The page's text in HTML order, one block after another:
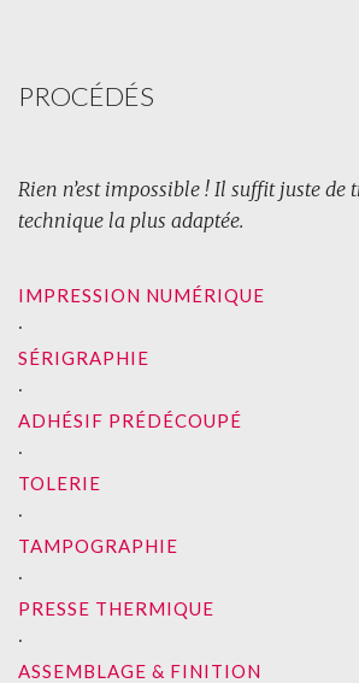
PROCÉDÉS
Rien n’est impossible ! Il suffit juste de
technique la plus adaptée.
IMPRESSION NUMÉRIQUE
∙
SÉRIGRAPHIE
∙
ADHÉSIF PRÉDÉCOUPÉ
∙
TOLERIE
∙
TAMPOGRAPHIE
∙
PRESSE THERMIQUE
∙
ASSEMBLAGE & FINITION